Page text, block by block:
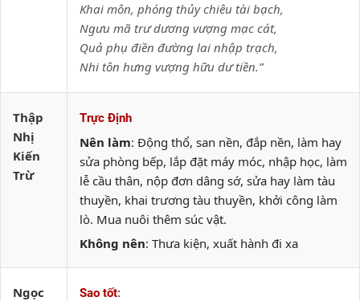
Khai môn, phóng thủy chiêu tài bạch,
Ngưu mã trư dương vượng mạc cát,
Quả phụ điền đường lai nhập trạch,
Nhi tôn hưng vượng hữu dư tiền.”
Thập
Nhị
Kiến
Trừ
Trực Định
Nên làm: Động thổ, san nền, đắp nền, làm hay
sửa phòng bếp, lắp đặt máy móc, nhập học, làm
lễ cầu thân, nộp đơn dâng sớ, sửa hay làm tàu
thuyền, khai trương tàu thuyền, khởi công làm
lò. Mua nuôi thêm súc vật.
Không nên: Thưa kiện, xuất hành đi xa
Ngọc
Sao tốt: